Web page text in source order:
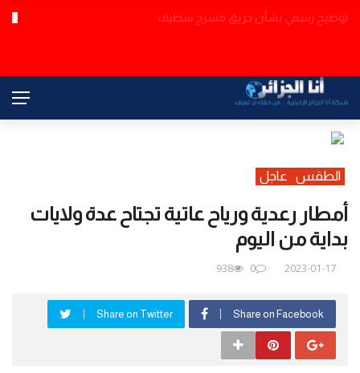
عاجل
مسؤول سعودي: فصائل عراقية تنسق مع الحوثي والحرس الثوري لشن
الطقس عاجل
أمطار رعدية ورياح عاتية تجتاح عدة ولايات
بداية من اليوم
2023-01-17
0
938
Share on Facebook
Share on Twitter